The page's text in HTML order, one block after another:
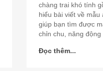
chàng trai khó tính
hiểu bài viết về
giúp bạn tìm được
chỉn chu, năng
Đọc thêm...